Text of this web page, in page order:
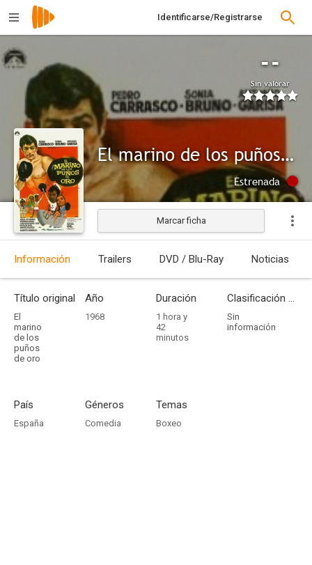
Identificarse/Registrarse
--
Sin valorar
El marino de los puños de oro
Estrenada
Marcar ficha
Información Trailers DVD / Blu-Ray Noticias
Título original
El
marino
de los
puños
de oro
Año
1968
Duración
1 hora y
42
minutos
Clasificación por edades
Sin
información
País
España
Géneros
Comedia
Temas
Boxeo